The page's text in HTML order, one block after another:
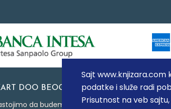
Sajt www.knjizara.com
podatke i služe radi
Prisutnost na veb
DOO BEOGRAD (NOVI BEOGRAD), PIB:
da budemo što precizniji u opisu